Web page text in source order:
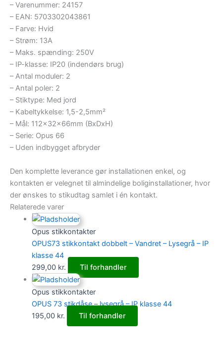
– Varenummer: 24157
– EAN: 5703302043861
– Farve: Hvid
– Strøm: 13A
– Maks. spænding: 250V
– IP-klasse: IP20 (indendørs brug)
– Antal moduler: 2
– Antal poler: 2
– Stiktype: Med jord
– Kabeltykkelse: 1,5-2,5mm²
– Mål: 112x32x66mm (BxDxH)
– Serie: Opus 66
– Uden indbygget afbryder
Den komplette leverance gør installationen enkel, og
kontakten er velegnet til almindelige boliginstallationer, hvor
der ønskes to stikudtag samlet i én kontakt.
Relaterede varer
Opus stikkontakter
OPUS73 stikkontakt dobbelt – Vandret – Lysegrå – IP
klasse 44
299,00 kr. Til forhandler
Opus stikkontakter
OPUS 73 stikdåse – lysegrå – IP klasse 44
195,00 kr. Til forhandler